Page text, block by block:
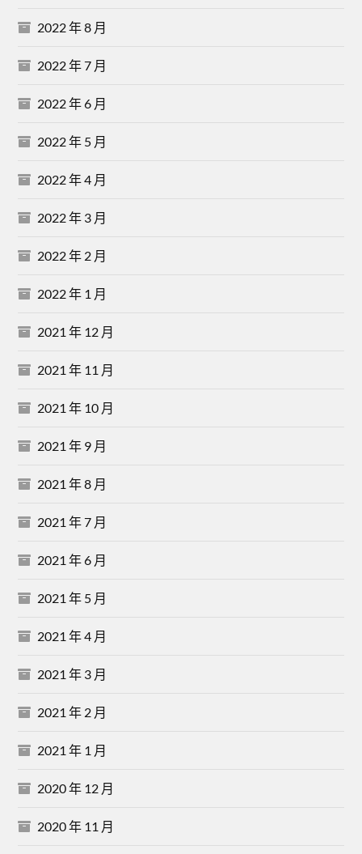
2022 年 8 月
2022 年 7 月
2022 年 6 月
2022 年 5 月
2022 年 4 月
2022 年 3 月
2022 年 2 月
2022 年 1 月
2021 年 12 月
2021 年 11 月
2021 年 10 月
2021 年 9 月
2021 年 8 月
2021 年 7 月
2021 年 6 月
2021 年 5 月
2021 年 4 月
2021 年 3 月
2021 年 2 月
2021 年 1 月
2020 年 12 月
2020 年 11 月